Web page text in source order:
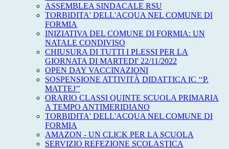
ASSEMBLEA SINDACALE RSU
TORBIDITA' DELL'ACQUA NEL COMUNE DI
FORMIA
INIZIATIVA DEL COMUNE DI FORMIA: UN
NATALE CONDIVISO
CHIUSURA DI TUTTI I PLESSI PER LA
GIORNATA DI MARTEDI' 22/11/2022
OPEN DAY VACCINAZIONI
SOSPENSIONE ATTIVITÀ DIDATTICA IC ‘‘P.
MATTEJ’’
ORARIO CLASSI QUINTE SCUOLA PRIMARIA
A TEMPO ANTIMERIDIANO
TORBIDITA' DELL'ACQUA NEL COMUNE DI
FORMIA
AMAZON - UN CLICK PER LA SCUOLA
SERVIZIO REFEZIONE SCOLASTICA